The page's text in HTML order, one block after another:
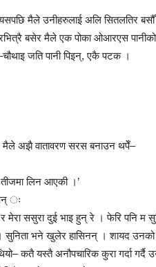
मैले उनीहरुलाई अलि सितलतिर बसौँ
बसेर मैले एक पोका ओआरएस
जति पानी पिइन्, एकै पटक ।
अझै वातावरण सरस बनाउन थपेँ–
तीजमा लिन आएकी ।’
ः
मेरा ससुरा दुई भाइ हुन् रे । फेरि पनि म
सुनिता भने खुलेर हासिनन् । शायद
कतै यस्तै अनौपचारिक कुरा गर्दा गर्दै